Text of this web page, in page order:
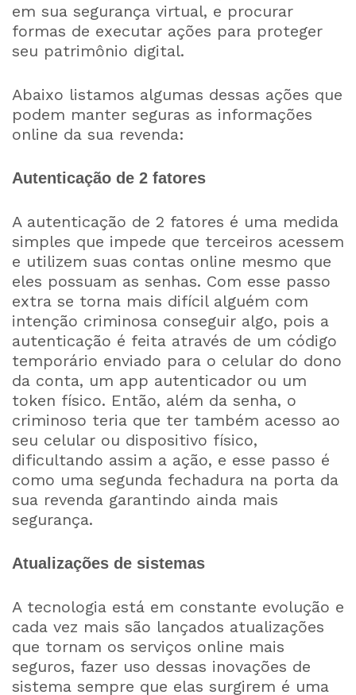
em sua segurança virtual, e procurar
formas de executar ações para proteger
seu patrimônio digital.
Abaixo listamos algumas dessas ações que
podem manter seguras as informações
online da sua revenda:
Autenticação de 2 fatores
A autenticação de 2 fatores é uma medida
simples que impede que terceiros acessem
e utilizem suas contas online mesmo que
eles possuam as senhas. Com esse passo
extra se torna mais difícil alguém com
intenção criminosa conseguir algo, pois a
autenticação é feita através de um código
temporário enviado para o celular do dono
da conta, um app autenticador ou um
token físico. Então, além da senha, o
criminoso teria que ter também acesso ao
seu celular ou dispositivo físico,
dificultando assim a ação, e esse passo é
como uma segunda fechadura na porta da
sua revenda garantindo ainda mais
segurança.
Atualizações de sistemas
A tecnologia está em constante evolução e
cada vez mais são lançados atualizações
que tornam os serviços online mais
seguros, fazer uso dessas inovações de
sistema sempre que elas surgirem é uma